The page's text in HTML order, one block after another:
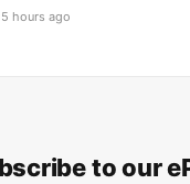
5 hours ago
to our